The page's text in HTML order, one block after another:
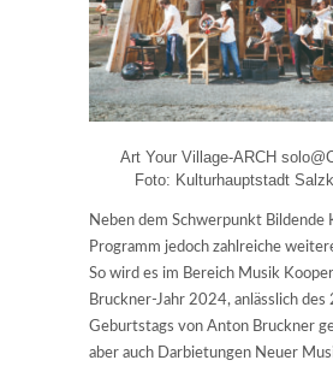
Art Your Village-ARCH
Foto: Kulturhauptstadt
Neben dem Schwerpunkt Bildende
Programm jedoch zahlreiche
So wird es im Bereich Musik
Bruckner-Jahr 2024, anlässlich des
Geburtstags von Anton Bruckner
aber auch Darbietungen Neuer